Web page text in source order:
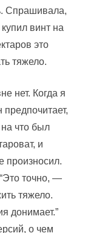
Спрашивала,
винт на
это
тяжело.
нет. Когда я
на что был
и
произносил.
точно, —
тяжело.
донимает.”
о чем